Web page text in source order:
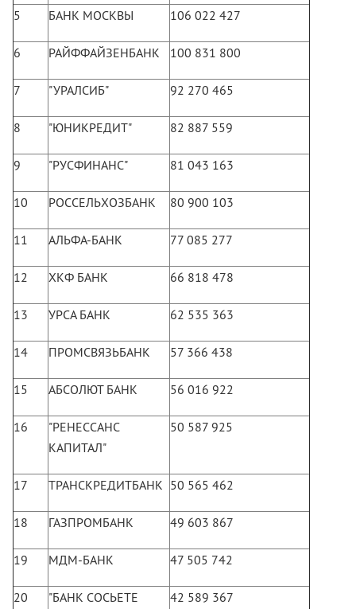
5 БАНК МОСКВЫ 106 022 427
6 РАЙФФАЙЗЕНБАНК 100 831 800
7 "УРАЛСИБ" 92 270 465
8 "ЮНИКРЕДИТ" 82 887 559
9 "РУСФИНАНС" 81 043 163
10 РОССЕЛЬХОЗБАНК 80 900 103
11 АЛЬФА-БАНК 77 085 277
12 ХКФ БАНК 66 818 478
13 УРСА БАНК 62 535 363
14 ПРОМСВЯЗЬБАНК 57 366 438
15 АБСОЛЮТ БАНК 56 016 922
16
"РЕНЕССАНС
КАПИТАЛ"
50 587 925
17 ТРАНСКРЕДИТБАНК 50 565 462
18 ГАЗПРОМБАНК 49 603 867
19 МДМ-БАНК 47 505 742
20
"БАНК СОСЬЕТЕ
42 589 367